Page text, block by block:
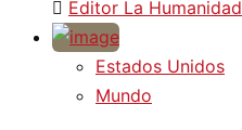
Editor La Humanidad
Estados Unidos
Mundo